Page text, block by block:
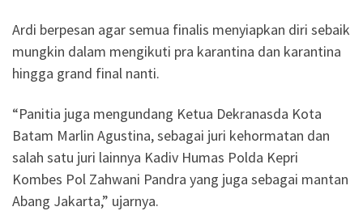
Ardi berpesan agar semua finalis menyiapkan diri sebaik
mungkin dalam mengikuti pra karantina dan karantina
hingga grand final nanti.
“Panitia juga mengundang Ketua Dekranasda Kota
Batam Marlin Agustina, sebagai juri kehormatan dan
salah satu juri lainnya Kadiv Humas Polda Kepri
Kombes Pol Zahwani Pandra yang juga sebagai mantan
Abang Jakarta,” ujarnya.